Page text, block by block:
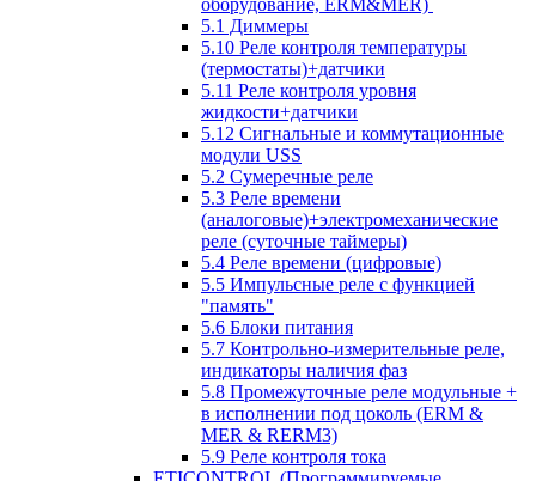
оборудование, ERM&MER)
5.1 Диммеры
5.10 Реле контроля температуры
(термостаты)+датчики
5.11 Реле контроля уровня
жидкости+датчики
5.12 Сигнальные и коммутационные
модули USS
5.2 Сумеречные реле
5.3 Реле времени
(аналоговые)+электромеханические
реле (суточные таймеры)
5.4 Реле времени (цифровые)
5.5 Импульсные реле с функцией
"память"
5.6 Блоки питания
5.7 Контрольно-измерительные реле,
индикаторы наличия фаз
5.8 Промежуточные реле модульные +
в исполнении под цоколь (ERM &
MER & RERM3)
5.9 Реле контроля тока